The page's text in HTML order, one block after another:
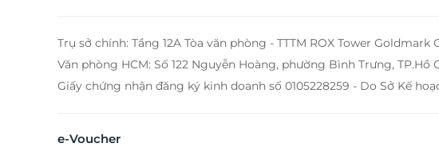
Trụ sở chính: Tầng 12A Tòa văn phòng - TTTM ROX Tower
Văn phòng HCM: Số 122 Nguyễn Hoàng, phường Bình Trưng, TP.Hồ
Giấy chứng nhận đăng ký kinh doanh số 0105228259 - Do Sở Kế
e-Voucher